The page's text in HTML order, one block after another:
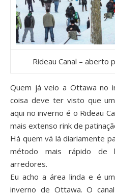
Rideau Canal – aberto
Quem já veio a Ottawa no
coisa deve ter visto que
aqui no inverno é o Rideau
mais extenso rink de
Há quem vá lá diariamente
método mais rápido de
arredores.
Eu acho a área linda e é
inverno de Ottawa. O